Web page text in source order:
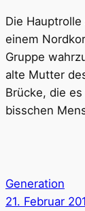
Die
einem
Gruppe
alte Mutter
Brücke, die
bisschen
Generation
21. Februar